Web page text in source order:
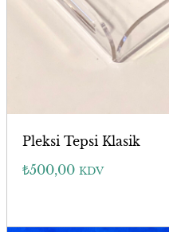
Pleksi Tepsi Klasik
₺500,00 KDV